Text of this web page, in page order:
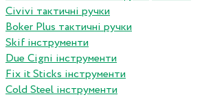
Сivivi тактичні ручки
Boker Plus тактичні ручки
Skif інструменти
Due Cigni інструменти
Fix it Sticks інструменти
Сold Steel інструменти